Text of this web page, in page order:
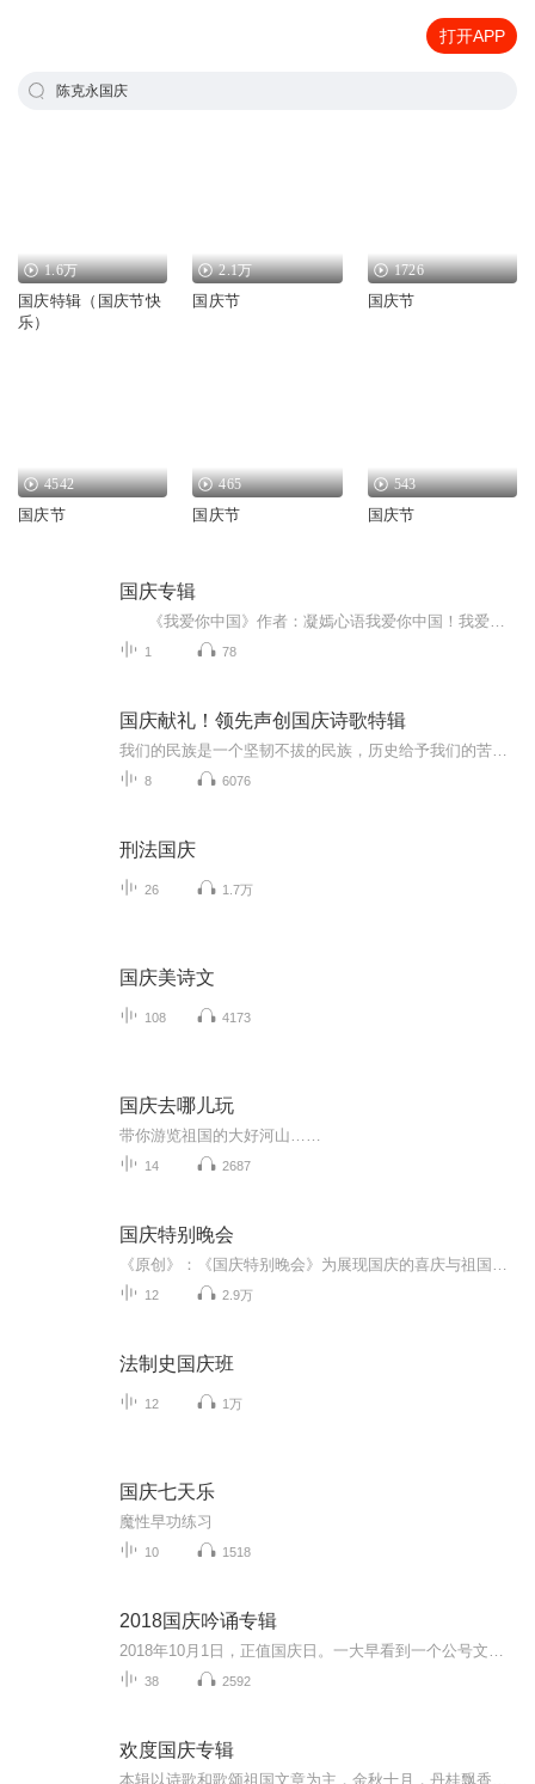
打开APP
陈克永国庆
1.6万
国庆特辑（国庆节快
乐）
2.1万
国庆节
1726
国庆节
4542
国庆节
465
国庆节
543
国庆节
国庆专辑
1 78
国庆献礼！领先声创国庆诗歌特辑
8 6076
刑法国庆
26 1.7万
国庆美诗文
108 4173
国庆去哪儿玩
带你游览祖国的大好河山……
14 2687
国庆特别晚会
12 2.9万
法制史国庆班
12 1万
国庆七天乐
魔性早功练习
10 1518
2018国庆吟诵专辑
38 2592
欢度国庆专辑